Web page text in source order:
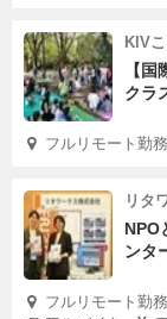
KIV
【
クラ
フルリモート勤務
リタ
NPO
ンタ
フルリモート勤